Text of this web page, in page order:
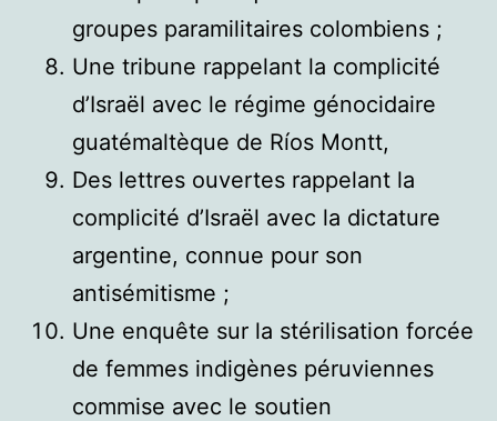
groupes paramilitaires colombiens ;
Une tribune rappelant la complicité
d’Israël avec le régime génocidaire
guatémaltèque de Ríos Montt,
Des lettres ouvertes rappelant la
complicité d’Israël avec la dictature
argentine, connue pour son
antisémitisme ;
Une enquête sur la stérilisation forcée
de femmes indigènes péruviennes
commise avec le soutien